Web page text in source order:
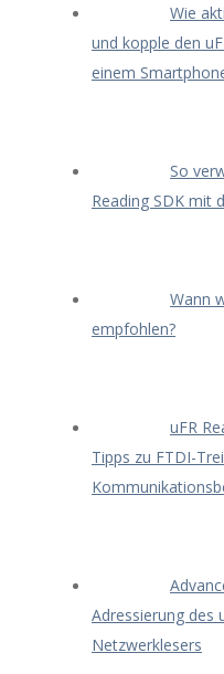
Wie
und kopple den
einem
So
Reading SDK mit
Wann
empfohlen?
uFR
Tipps zu FTDI-
Adressierung des
Netzwerklesers